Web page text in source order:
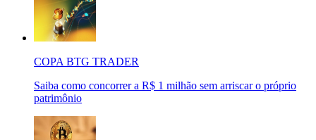
COPA BTG TRADER
Saiba como concorrer a R$ 1 milhão sem arriscar o próprio
patrimônio